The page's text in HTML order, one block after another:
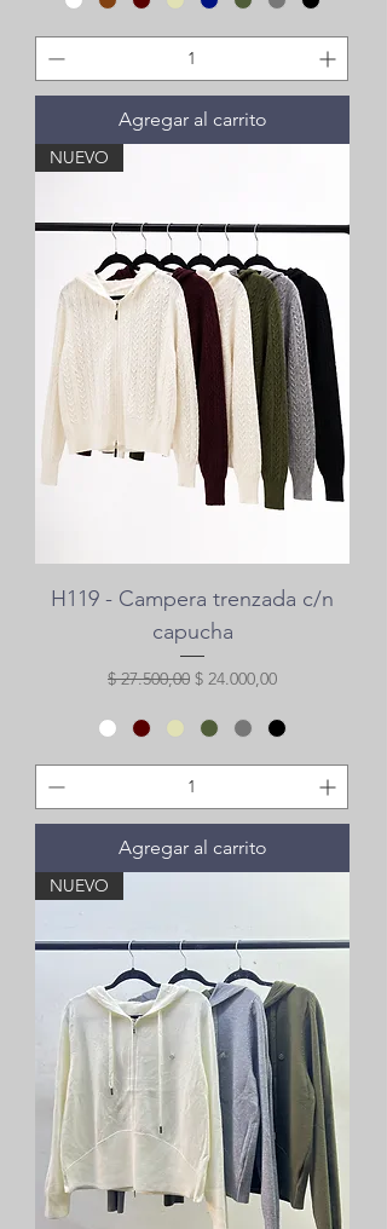
Agregar al carrito
NUEVO
H119 - Campera trenzada c/n
capucha
Precio
$ 27.500,00 Precio de oferta
$ 24.000,00
Agregar al carrito
NUEVO